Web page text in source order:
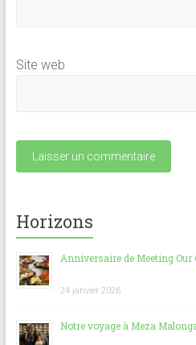
Site web
Horizons
Anniversaire de Meeting Our
24 janvier 2026
Notre voyage à Meza